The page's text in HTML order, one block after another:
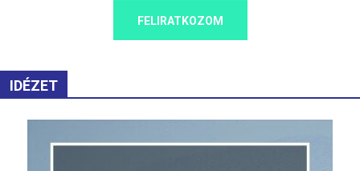
FELIRATKOZOM
IDÉZET